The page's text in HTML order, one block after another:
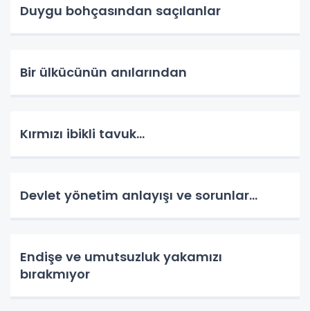
Duygu bohçasından saçılanlar
Bir ülkücünün anılarından
Kırmızı ibikli tavuk…
Devlet yönetim anlayışı ve sorunlar…
Endişe ve umutsuzluk yakamızı
bırakmıyor